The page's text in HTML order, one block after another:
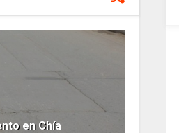
en Chía